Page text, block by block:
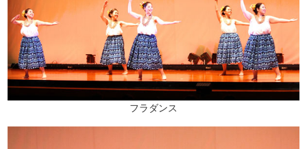
フラダンス